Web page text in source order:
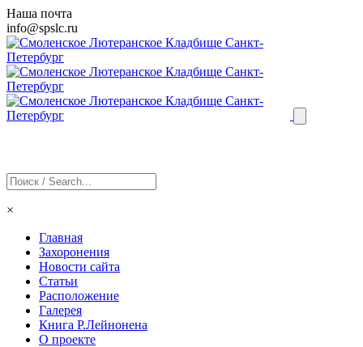
Наша почта
info@spslc.ru
×
Главная
Захоронения
Новости сайта
Статьи
Расположение
Галерея
Книга Р.Лейнонена
О проекте